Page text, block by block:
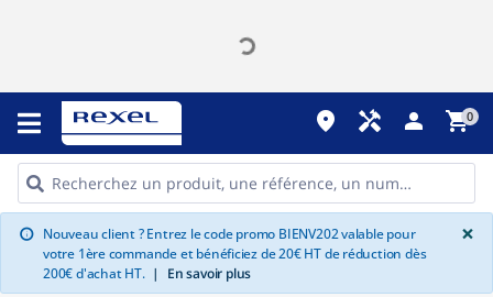
place handyman person shopping_cart0
info Nouveau client ? Entrez le code promo BIENV202 valable pour
votre 1ère commande et bénéficiez de 20€ HT de réduction dès
200€ d'achat HT. | En savoir plus
×